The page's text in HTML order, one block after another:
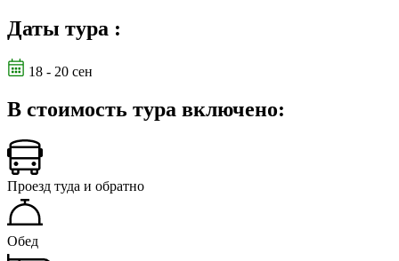
Даты тура :
18 - 20 сен
В стоимость тура включено:
Проезд туда и обратно
Обед